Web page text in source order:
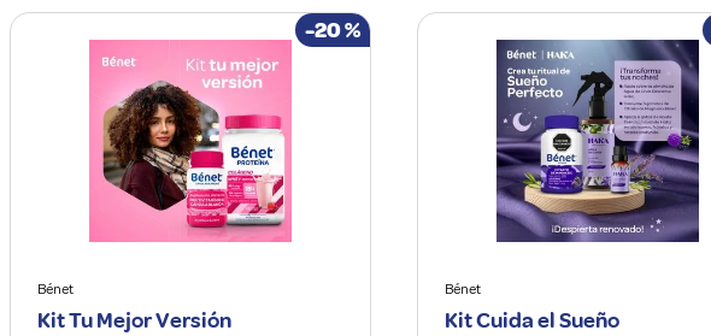
-20 %
Bénet
Kit Tu Mejor Versión
Bénet
Kit Cuida el Sueño
kids
multivitaminas
vitaminas